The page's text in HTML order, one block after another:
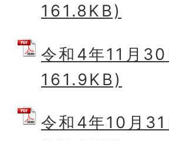
161.8KB)
令和4年11月
161.9KB)
令和4年10月